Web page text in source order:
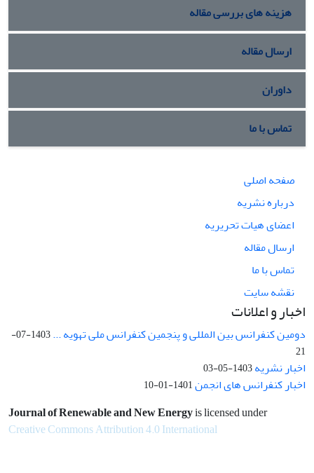
هزینه های بررسی مقاله
ارسال مقاله
داوران
تماس با ما
صفحه اصلی
درباره نشریه
اعضای هیات تحریریه
ارسال مقاله
تماس با ما
نقشه سایت
اخبار و اعلانات
دومین کنفرانس بین المللی و پنجمین کنفرانس ملی تهویه ...
1403-07-
21
اخبار نشریه1403-05-03
اخبار کنفرانس های انجمن1401-01-10
Journal of Renewable and New Energyis licensed under
Creative Commons Attribution 4.0 International